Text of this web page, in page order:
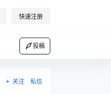
快速注册
投稿
关注 私信